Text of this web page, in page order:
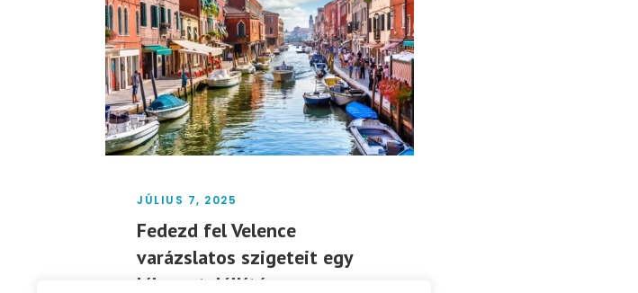
JÚLIUS 7, 2025
Fedezd fel Velence
varázslatos szigeteit egy
lélegzetelállító